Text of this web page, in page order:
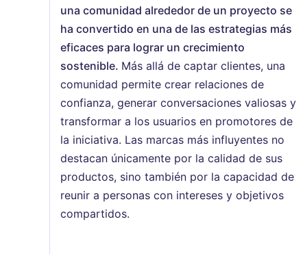
una comunidad alrededor de un proyecto se
ha convertido en una de las estrategias más
eficaces para lograr un crecimiento
sostenible. Más allá de captar clientes, una
comunidad permite crear relaciones de
confianza, generar conversaciones valiosas y
transformar a los usuarios en promotores de
la iniciativa. Las marcas más influyentes no
destacan únicamente por la calidad de sus
productos, sino también por la capacidad de
reunir a personas con intereses y objetivos
compartidos.